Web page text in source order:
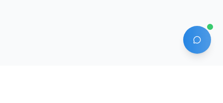
AI 에이